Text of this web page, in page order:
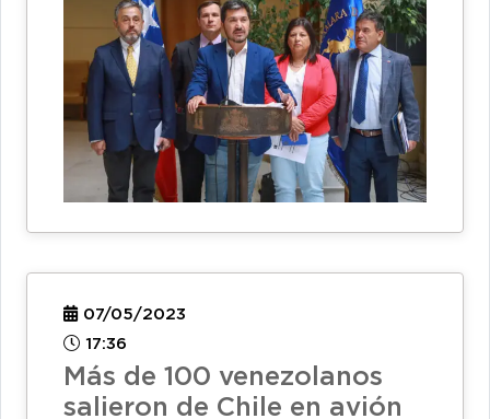
07/05/2023
17:36
Más de 100 venezolanos
salieron de Chile en avión